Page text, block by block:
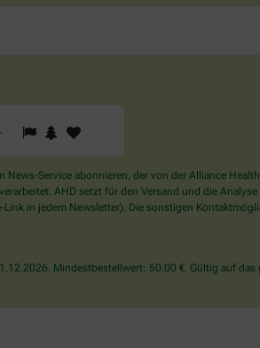
.
Sind
Sie
Mensch?
Dann
wählen
Flagge.
1 2
News-Service abonnieren, der von der Alliance
AHD setzt für den Versand und die
in jedem Newsletter). Die sonstigen
Mindestbestellwert: 50,00 €. Gültig auf